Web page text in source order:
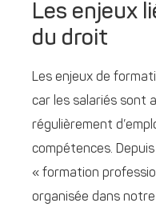
Les enjeux
du droit
Les enjeux de
car les salariés sont
régulièrement
compétences.
« formation
organisée dans